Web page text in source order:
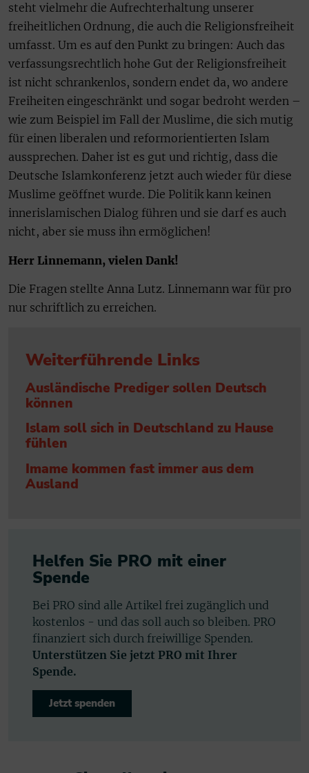
steht vielmehr die Aufrechterhaltung unserer
freiheitlichen Ordnung, die auch die Religionsfreiheit
umfasst. Um es auf den Punkt zu bringen: Auch das
verfassungsrechtlich hohe Gut der Religionsfreiheit
ist nicht schrankenlos, sondern endet da, wo andere
Freiheiten eingeschränkt und sogar bedroht werden –
wie zum Beispiel im Fall der Muslime, die sich mutig
für einen liberalen und reformorientierten Islam
aussprechen. Daher ist es gut und richtig, dass die
Deutsche Islamkonferenz jetzt auch wieder für diese
Muslime geöffnet wurde. Die Politik kann keinen
innerislamischen Dialog führen und sie darf es auch
nicht, aber sie muss ihn ermöglichen!
Herr Linnemann, vielen Dank!
Die Fragen stellte Anna Lutz. Linnemann war für pro
nur schriftlich zu erreichen.
Weiterführende Links
Ausländische Prediger sollen Deutsch
können
Islam soll sich in Deutschland zu Hause
fühlen
Imame kommen fast immer aus dem
Ausland
Helfen Sie PRO mit einer
Spende
Bei PRO sind alle Artikel frei zugänglich und
kostenlos - und das soll auch so bleiben. PRO
finanziert sich durch freiwillige Spenden.
Unterstützen Sie jetzt PRO mit Ihrer
Spende.
Jetzt spenden